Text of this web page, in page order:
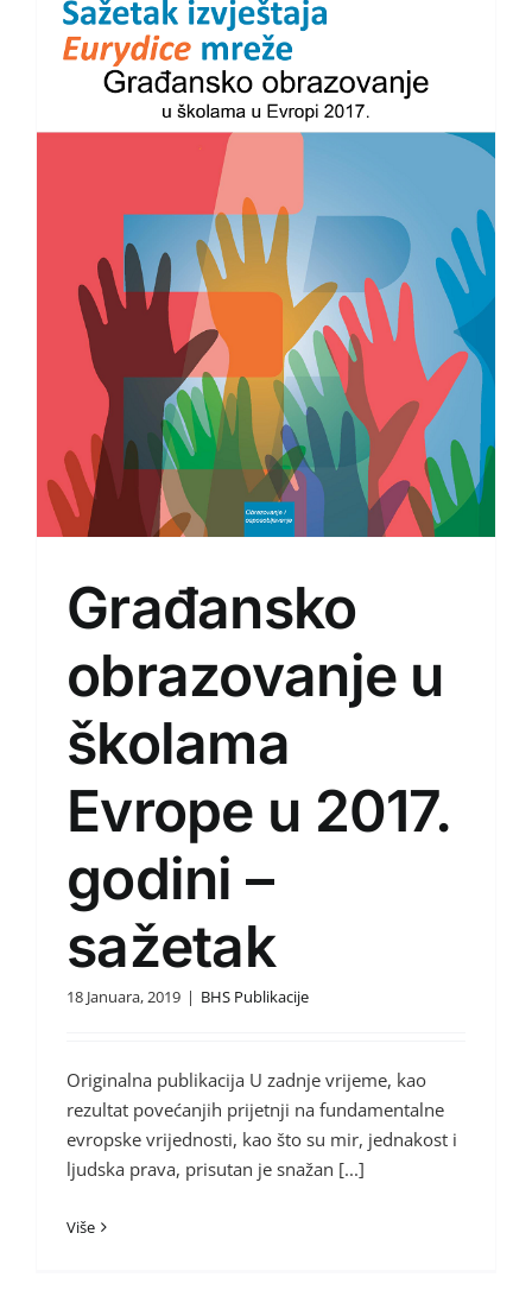
Građansko
obrazovanje u
školama
Evrope u 2017.
godini –
sažetak
18 Januara, 2019 | BHS Publikacije
Originalna publikacija U zadnje vrijeme, kao
rezultat povećanjih prijetnji na fundamentalne
evropske vrijednosti, kao što su mir, jednakost i
ljudska prava, prisutan je snažan [...]
Više